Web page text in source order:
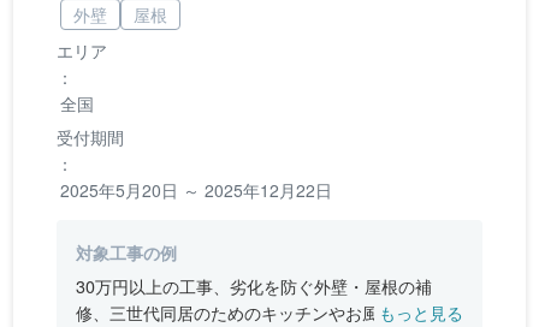
エリア
：
全国
受付期間
：
2025年5月20日 ～ 2025年12月22日
外壁
屋根
対象工事の例
30万円以上の工事、劣化を防ぐ外壁・屋根の補
修、三世代同居のためのキッチンやお風呂の増
もっと見る